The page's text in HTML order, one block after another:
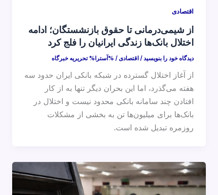
اقتصادی
از شیمی‌درمانی تا حقوق بازنشستگان؛ ادامه
اختلال بانک‌ها زندگی ایرانیان را فلج کرد
دیدگاه‌ خود را بنویسید / اقتصادی/ %آسترا% تحریریه خبرگاه
از آغاز اختلال گسترده در شبکه بانکی ایران حدود سه
هفته می‌گذرد، اما این بحران دیگر تنها به از کار
افتادن چند سامانه بانکی محدود نیست و اختلال در
بانک‌ها برای میلیون‌ها تن به بخشی از مشکلات
روزمره تبدیل شده است.